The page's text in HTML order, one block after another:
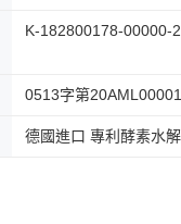
K-182800178-00000-2
0513字第
德國進口 專利酵素水